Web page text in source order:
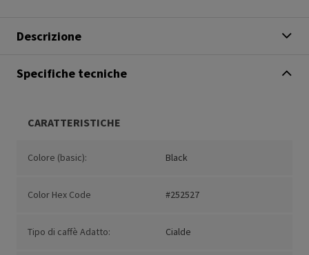
Descrizione
Specifiche tecniche
CARATTERISTICHE
Colore (basic): Black
Color Hex Code #252527
Tipo di caffè Adatto: Cialde